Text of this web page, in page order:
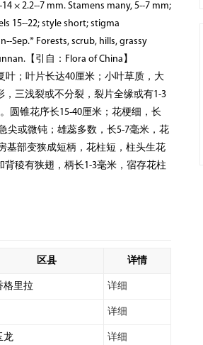
× 2.2--7 mm. Stamens many, 5--7 mm;
15--22; style short; stigma
Sep.* Forests, scrub, hills, grassy
【引自：Flora of China】
叶；叶片长达40厘米；小叶草质，大
，三浅裂或不分裂，裂片全缘或有1-3
圆锥花序长15-40厘米；花梗细，长
尖或微钝；雄蕊多数，长5-7毫米，花
基部变狭成短柄，花柱短，柱头生花
稜有狭翅，柄长1-3毫米，宿存花柱
区县 详情
格里拉 详细
详细
龙 详细